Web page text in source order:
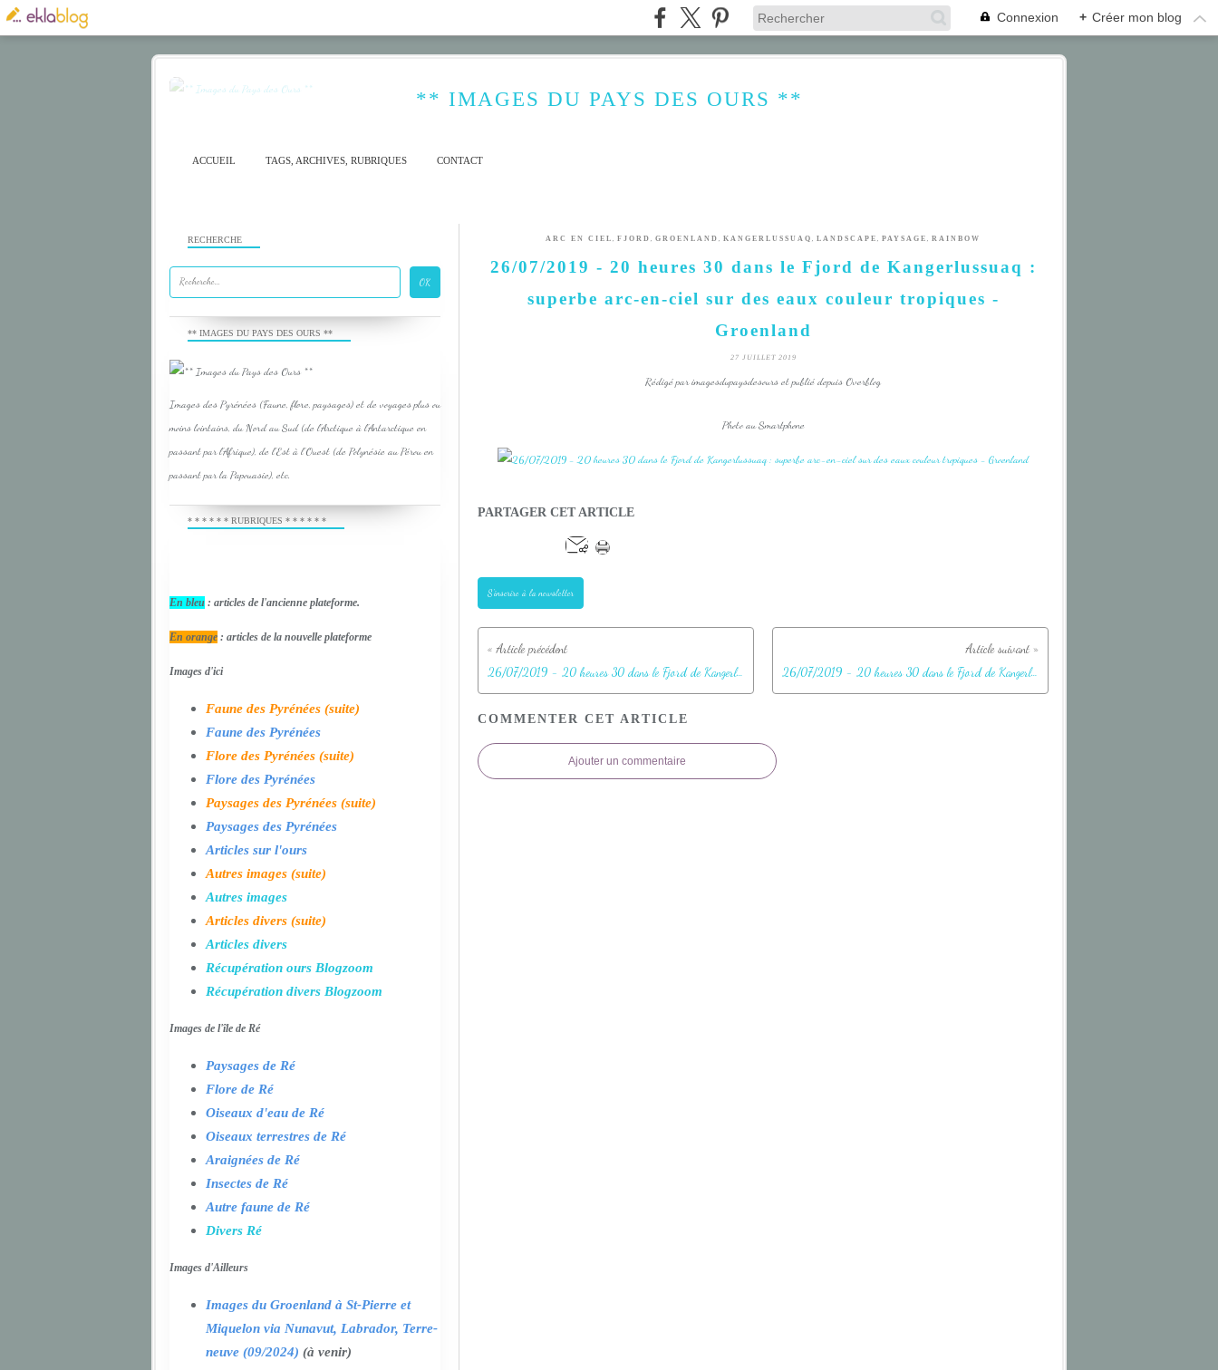
Connexion + Créer mon blog
** IMAGES DU PAYS DES OURS **
ACCUEIL TAGS, ARCHIVES, RUBRIQUES CONTACT
ARC EN CIEL , FJORD , GROENLAND , KANGERLUSSUAQ , LANDSCAPE , PAYSAGE , RAINBOW
26/07/2019 - 20 heures 30 dans le Fjord de Kangerlussuaq :
superbe arc-en-ciel sur des eaux couleur tropiques -
Groenland
27 JUILLET 2019
Rédigé par imagesdupaysdesours et publié depuis Overblog
Photo au Smartphone
PARTAGER CET ARTICLE
S'inscrire à la newsletter
26/07/2019 - 20 heures 30 dans le Fjord de Kangerlussuaq : superbe arc-en-ciel sur des eaux couleur tropiques - Groenland 26/07/2019 - 20 heures 30 dans le Fjord de Kangerlussuaq : superbe arc-en-ciel sur des eaux couleur tropiques - Groenland
COMMENTER CET ARTICLE
Ajouter un commentaire
RECHERCHE
** IMAGES DU PAYS DES OURS **
Images des Pyrénées (Faune, flore, paysages) et de voyages plus ou
moins lointains, du Nord au Sud (de l'Arctique à l'Antarctique en
passant par l'Afrique), de l'Est à l'Ouest (de Polynésie au Pérou en
passant par la Papouasie), etc.
* * * * * * RUBRIQUES * * * * * *
En bleu : articles de l'ancienne plateforme.
En orange : articles de la nouvelle plateforme
Images d'ici
Faune des Pyrénées (suite)
Faune des Pyrénées
Flore des Pyrénées (suite)
Flore des Pyrénées
Paysages des Pyrénées (suite)
Paysages des Pyrénées
Articles sur l'ours
Autres images (suite)
Autres images
Articles divers (suite)
Articles divers
Récupération ours Blogzoom
Récupération divers Blogzoom
Images de l'île de Ré
Paysages de Ré
Flore de Ré
Oiseaux d'eau de Ré
Oiseaux terrestres de Ré
Araignées de Ré
Insectes de Ré
Autre faune de Ré
Divers Ré
Images d'Ailleurs
Images du Groenland à St-Pierre et
Miquelon via Nunavut, Labrador, Terre-
neuve (09/2024) (à venir)